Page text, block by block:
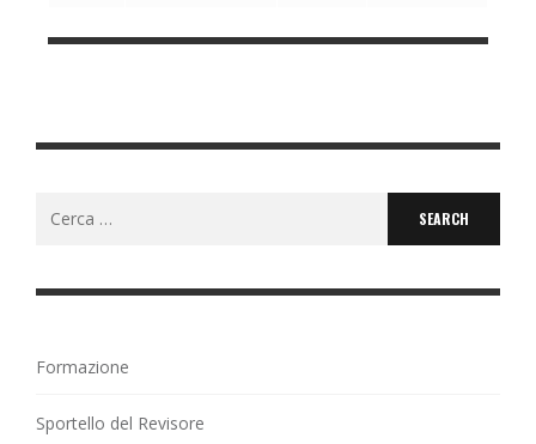
Formazione
Sportello del Revisore